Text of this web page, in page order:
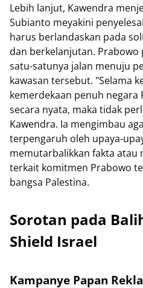
Lebih lanjut, Kawendra
Subianto meyakini
harus berlandaskan pada
dan berkelanjutan. Prabowo
satu-satunya jalan menuju
kawasan tersebut. "Selama
kemerdekaan penuh
secara nyata, maka tidak
Kawendra. Ia mengimbau
terpengaruh oleh upaya-
memutarbalikkan fakta atau
terkait komitmen Prabowo
bangsa Palestina.
Sorotan pada
Shield Israel
Kampanye Papan